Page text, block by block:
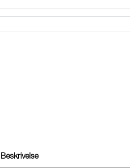
Beskrivelse